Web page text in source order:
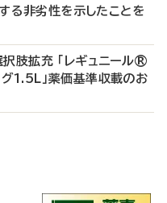
非劣性を示したことを
肢拡充 「レギュニール®
1.5L」薬価基準収載のお